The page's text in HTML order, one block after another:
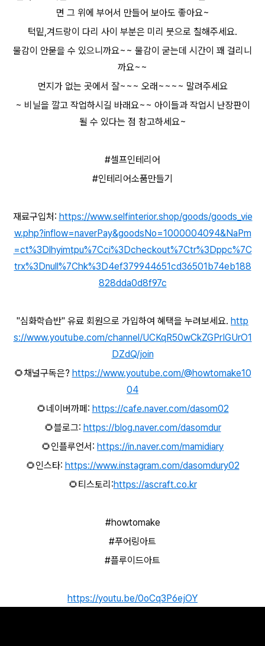
면 그 위에 부어서 만들어 보아도 좋아요~
턱밑,겨드랑이 다리 사이 부분은 미리 붓으로 칠해주세요.
물감이 안묻을 수 있으니까요~~ 물감이 굳는데 시간이 꽤 걸리니
까요~~
먼지가 없는 곳에서 잘~~~ 오래~~~~ 말려주세요
~ 비닐을 깔고 작업하시길 바래요~~ 아이들과 작업시 난장판이
될 수 있다는 점 참고하세요~
#셀프인테리어
#인테리어소품만들기
재료구입처: https://www.selfinterior.shop/goods/goods_vie
w.php?inflow=naverPay&goodsNo=1000004094&NaPm
=ct%3Dlhyimtpu%7Cci%3Dcheckout%7Ctr%3Dppc%7C
trx%3Dnull%7Chk%3D4ef379944651cd36501b74eb188
828dda0d8f97c
"심화학습반" 유료 회원으로 가입하여 혜택을 누려보세요. http
s://www.youtube.com/channel/UCKqR50wCkZGPrIGUrO1
DZdQ/join
🌻채널구독은? https://www.youtube.com/@howtomake10
04
🌻네이버까페: https://cafe.naver.com/dasom02
🌻블로그: https://blog.naver.com/dasomdur
🌻인플루언서: https://in.naver.com/mamidiary
🌻인스타: https://www.instagram.com/dasomdury02
🌻티스토리:https://ascraft.co.kr
#howtomake
#푸어링아트
#플루이드아트
https://youtu.be/0oCq3P6ejOY